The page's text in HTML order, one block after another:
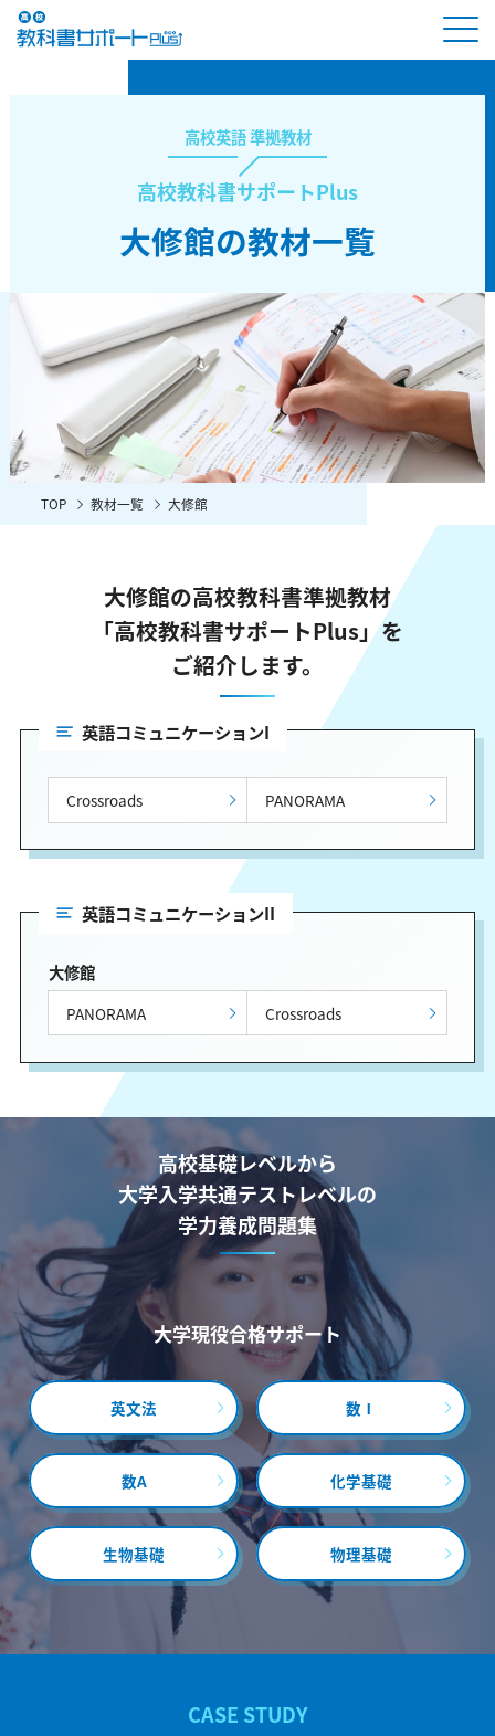
高校英語 準拠教材
高校教科書サポートPlus
大修館の教材一覧
TOP 教材一覧 大修館
大修館の高校教科書準拠教材
「高校教科書サポートPlus」を
ご紹介します。
英語コミュニケーションI
Crossroads PANORAMA
英語コミュニケーションII
大修館
PANORAMA Crossroads
高校基礎レベルから
大学入学共通テストレベルの
学力養成問題集
大学現役合格サポート
英文法 数Ⅰ
数A 化学基礎
生物基礎 物理基礎